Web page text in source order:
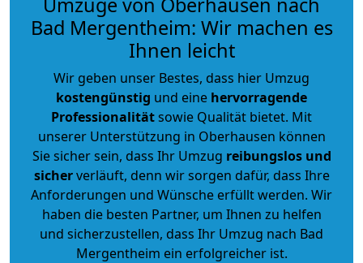
Bad Mergentheim: Wir machen es
Ihnen leicht
Wir geben unser Bestes, dass hier Umzug
kostengünstig und eine hervorragende
Professionalitätsowie Qualität bietet. Mit
unserer Unterstützung in Oberhausen können
Sie sicher sein, dass Ihr Umzug reibungslos und
sicherverläuft, denn wir sorgen dafür, dass Ihre
Anforderungen und Wünsche erfüllt werden. Wir
haben die besten Partner, um Ihnen zu helfen
und sicherzustellen, dass Ihr Umzug nach Bad
Mergentheim ein erfolgreicher ist.